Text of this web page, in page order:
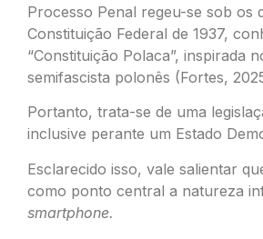
Processo Penal regeu-se sob os
Constituição Federal de 1937,
“Constituição Polaca”, inspirada
semifascista polonês (Fortes,
Portanto, trata-se de uma
inclusive perante um Estado
Esclarecido isso, vale salientar
como ponto central a natureza
smartphone.